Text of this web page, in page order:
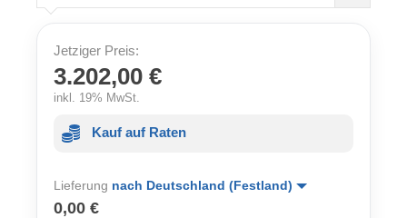
Jetziger Preis:
3.202,00 €
inkl. 19% MwSt.
Kauf auf Raten
Lieferung nach Deutschland (Festland)
0,00 €